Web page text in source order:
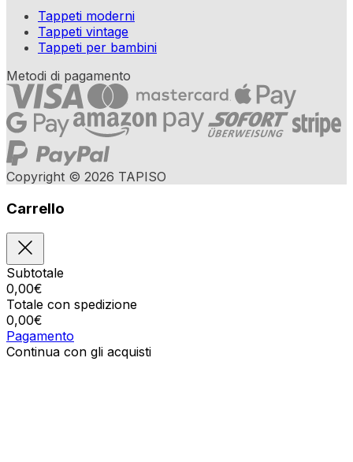
Tappeti moderni
Tappeti vintage
Tappeti per bambini
Metodi di pagamento
Copyright © 2026 TAPISO
Carrello
Subtotale
0,00€
Totale con spedizione
0,00€
Pagamento
Continua con gli acquisti